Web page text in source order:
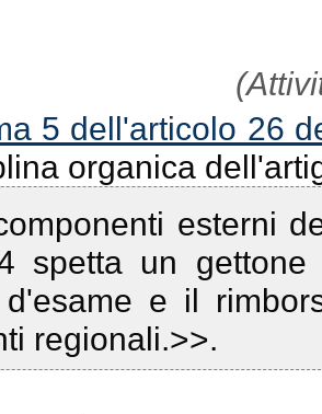
5 dell'articolo 26
organica
esterni
spetta un
d'esame e il
regionali.>>.